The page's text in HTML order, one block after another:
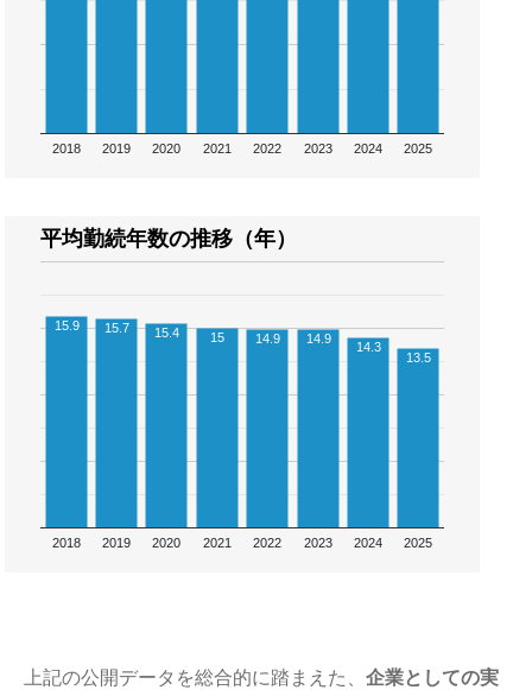
2018 2019 2020 2021 2022 2023 2024 2025
平均勤続年数の推移（年）
2018 2019 2020 2021 2022 2023 2024 2025
15.9 15.7 15.4 15 14.9 14.9
14.3
13.5
上記の公開データを総合的に踏まえた、 企業としての実